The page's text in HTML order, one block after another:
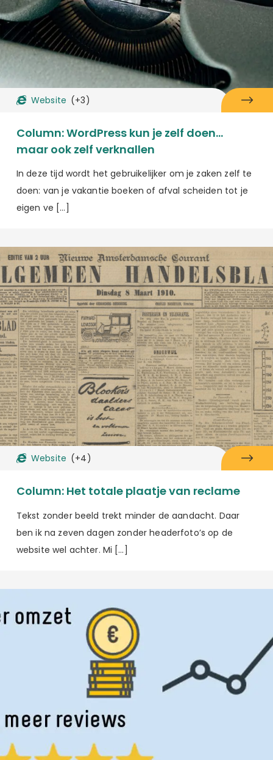
Website (+3)
Column: WordPress kun je zelf doen…
maar ook zelf verknallen
In deze tijd wordt het gebruikelijker om je zaken zelf te
doen: van je vakantie boeken of afval scheiden tot je
eigen ve […]
Website (+4)
Column: Het totale plaatje van reclame
Tekst zonder beeld trekt minder de aandacht. Daar
ben ik na zeven dagen zonder headerfoto’s op de
website wel achter. Mi […]